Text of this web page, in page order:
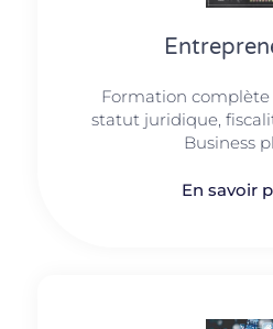
Formation complète
statut juridique,
Business
En savoir